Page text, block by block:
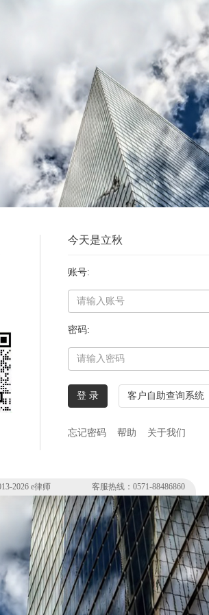
今天是立秋
账号:
密码:
登 录 客户自助查询系统
忘记密码 帮助 关于我们
2026e律师 客服热线：0571-88486860